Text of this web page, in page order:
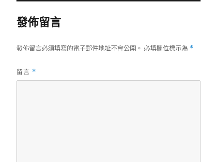
發佈留言
發佈留言必須填寫的電子郵件地址不會公開。 必填欄位標示為 *
留言 *